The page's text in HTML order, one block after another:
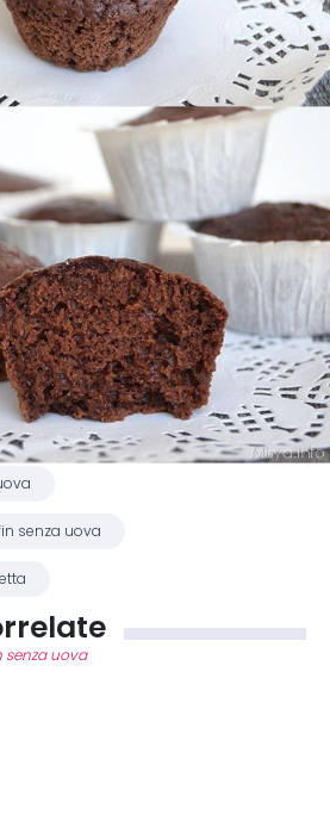
senza uova
senza uova